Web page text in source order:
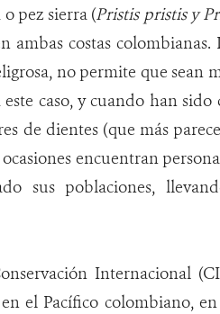
o pez sierra (Pristis pristis y
costas colombianas.
no permite que sean
caso, y cuando han sido
de dientes (que más
encuentran
sus poblaciones,
Internacional
el Pacífico colombiano,